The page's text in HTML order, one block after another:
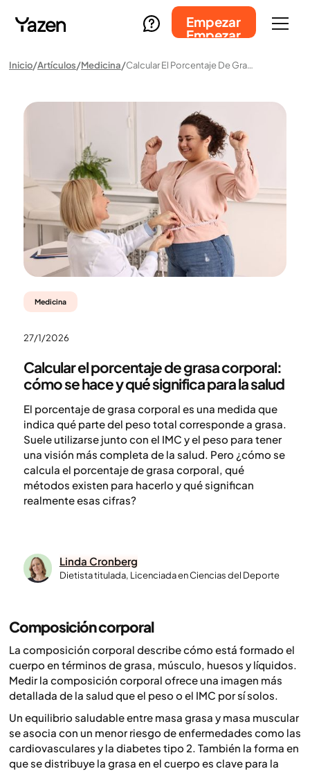
Empezar
Empezar
Inicio Artículos Medicina Calcular El Porcentaje De Grasa Corporal: Cómo Se Hace Y Qué Significa Para La Salud
Medicina
27/1/2026
Calcular el porcentaje de grasa corporal:
cómo se hace y qué significa para la salud
El porcentaje de grasa corporal es una medida que
indica qué parte del peso total corresponde a grasa.
Suele utilizarse junto con el IMC y el peso para tener
una visión más completa de la salud. Pero ¿cómo se
calcula el porcentaje de grasa corporal, qué
métodos existen para hacerlo y qué significan
realmente esas cifras?
Linda Cronberg
Dietista titulada, Licenciada en Ciencias del Deporte
Composición corporal
La composición corporal describe cómo está formado el
cuerpo en términos de grasa, músculo, huesos y líquidos.
Medir la composición corporal ofrece una imagen más
detallada de la salud que el peso o el IMC por sí solos.
Un equilibrio saludable entre masa grasa y masa muscular
se asocia con un menor riesgo de enfermedades como las
cardiovasculares y la diabetes tipo 2. También la forma en
que se distribuye la grasa en el cuerpo es clave para la